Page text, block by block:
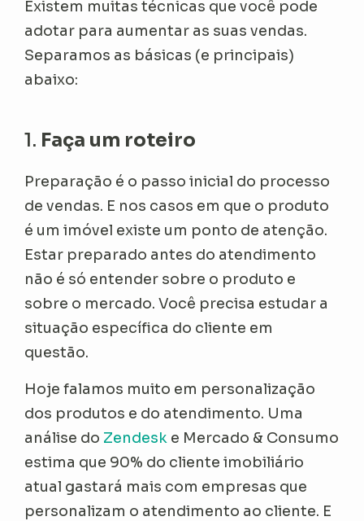
Existem muitas técnicas que você pode
adotar para aumentar as suas vendas.
Separamos as básicas (e principais)
abaixo:
1. Faça um roteiro
Preparação é o passo inicial do processo
de vendas. E nos casos em que o produto
é um imóvel existe um ponto de atenção.
Estar preparado antes do atendimento
não é só entender sobre o produto e
sobre o mercado. Você precisa estudar a
situação específica do cliente em
questão.
Hoje falamos muito em personalização
dos produtos e do atendimento. Uma
análise do Zendesk e Mercado & Consumo
estima que 90% do cliente imobiliário
atual gastará mais com empresas que
personalizam o atendimento ao cliente. E